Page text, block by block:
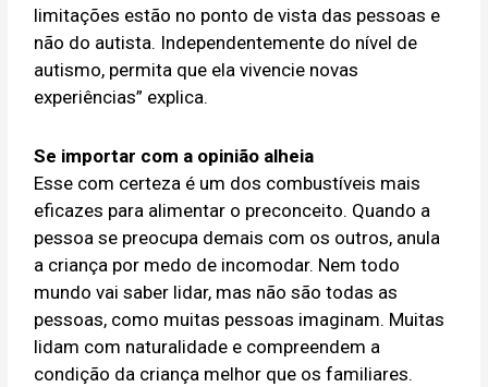
limitações estão no ponto de vista das pessoas e
não do autista. Independentemente do nível de
autismo, permita que ela vivencie novas
experiências” explica.
Se importar com a opinião alheia
Esse com certeza é um dos combustíveis mais
eficazes para alimentar o preconceito. Quando a
pessoa se preocupa demais com os outros, anula
a criança por medo de incomodar. Nem todo
mundo vai saber lidar, mas não são todas as
pessoas, como muitas pessoas imaginam. Muitas
lidam com naturalidade e compreendem a
condição da criança melhor que os familiares.